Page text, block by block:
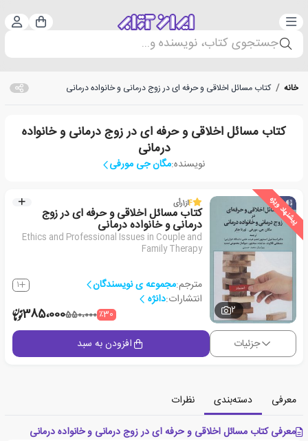
دسته‌بندی سبد
جستجوی کتاب، نویسنده و...
خانه / کتاب مسائل اخلاقی و حرفه ای در زوج درمانی و خانواده درمانی
کتاب مسائل اخلاقی و حرفه ای در زوج درمانی و خانواده
درمانی
نویسنده:مگان جی مورفی
پیشنهاد ویژه
2
4از1رأی
کتاب مسائل اخلاقی و حرفه ای در زوج
درمانی و خانواده درمانی
Ethics and Professional Issues in Couple and
Family Therapy
مترجم:مجموعه ی نویسندگان 1
انتشارات:دانژه
٪30550،000385،000
جزئیات افزودن به سبد
معرفی دسته‌بندی
نظرات
معرفی کتاب مسائل اخلاقی و حرفه ای در زوج درمانی و خانواده درمانی